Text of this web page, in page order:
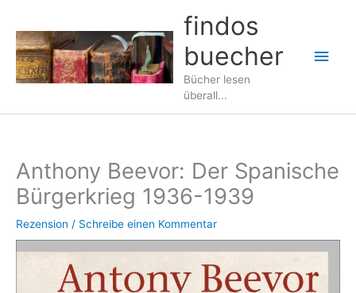
Inhalt
springen
findos
buecher
Bücher lesen
überall...
Anthony Beevor: Der Spanische
Bürgerkrieg 1936-1939
Rezension / Schreibe einen Kommentar